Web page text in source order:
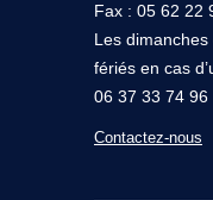
Fax : 05 62 22
Les dimanches
fériés en cas
06 37 33 74 96
Contactez-nous